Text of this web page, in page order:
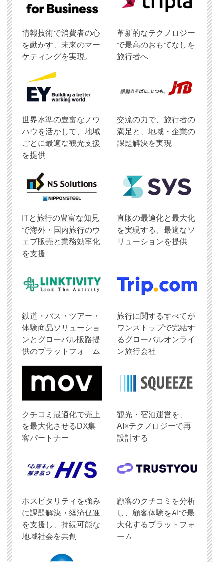
情報技術で消費者の心
を動かす、未来のマー
ケティングを実現。
革新的なテクノロジー
で最高のおもてなしを
旅行者へ
世界水準の豊富なノウ
ハウを活かして、地域
ごとに最適な観光支援
を提供
交流の力で、旅行者の
満足と、地域・企業の
課題解決を実現
ITと旅行の豊富な知見
で海外・国内旅行のウ
ェブ販売と業務効率化
を支援
直販の最適化と最大化
を実現する、最適なソ
リューションを提供
鉄道・バス・ツアー・
体験商品ソリューショ
ンとグローバル販路提
供のプラットフォーム
旅行に関するすべてが
ワンストップで完結す
るグローバルオンライ
ン旅行会社
クチコミ最適化で売上
を最大化させるDX集
客パートナー
観光・宿泊運営を、
AI×テクノロジーで再
設計する
ホスピタリティを強み
に課題解決・経済促進
を支援し、持続可能な
地域社会を共創
顧客のクチコミを分析
し、顧客体験をAIで最
大化するプラットフォ
ーム